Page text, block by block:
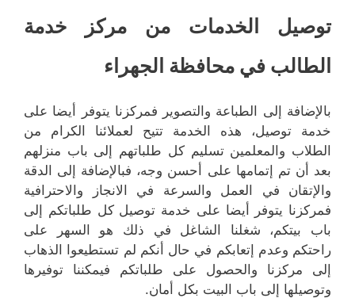
توصيل الخدمات من مركز خدمة
الطالب في محافظة الجهراء
بالإضافة إلى الطباعة والتصوير فمركزنا يتوفر أيضا على
خدمة توصيل، هذه الخدمة تتيح لعملائنا الكرام من
الطلاب والمعلمين تسليم كل طلباتهم إلى باب منزلهم
بعد أن تم إتمامها على أحسن وجه، فبالإضافة إلى الدقة
والإتقان في العمل والسرعة في الانجاز والاحترافية
فمركزنا يتوفر أيضا على خدمة توصيل كل طلباتكم إلى
باب بيتكم، شغلنا الشاغل في ذلك هو السهر على
راحتكم وعدم إتعابكم في حال أنكم لم تستطيعوا الذهاب
إلى مركزنا والحصول على طلباتكم فيمكننا توفيرها
وتوصيلها إلى باب البيت بكل أمان.